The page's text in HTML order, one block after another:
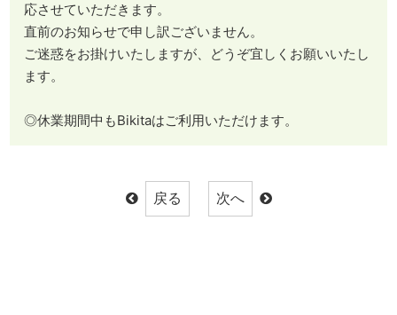
応させていただきます。
直前のお知らせで申し訳ございません。
ご迷惑をお掛けいたしますが、どうぞ宜しくお願いいたし
ます。
◎休業期間中もBikitaはご利用いただけます。